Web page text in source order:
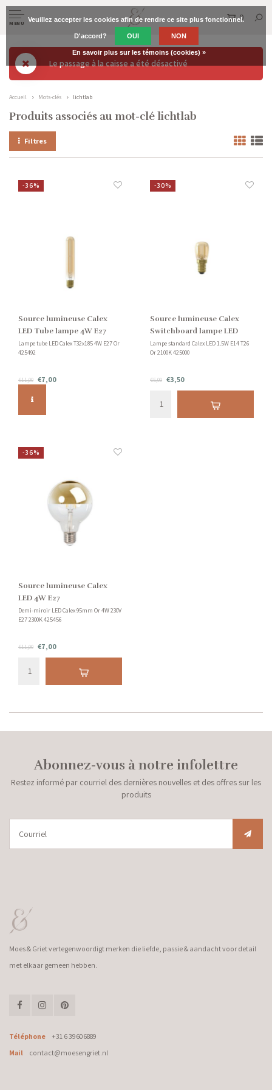
MENU
0
Le passage à la caisse a été désactivé
Accueil Mots-clés lichtlab
Produits associés au mot-clé lichtlab
Filtres
-36%
Source lumineuse Calex
LED Tube lampe 4W E27
Lampe tube LED Calex T32x185 4W E27 Or
425492
€11,00 €7,00
-30%
Source lumineuse Calex
Switchboard lampe LED
1,5W E14
Lampe standard Calex LED 1.5W E14 T26
Or 2100K 425000
€5,00 €3,50
-36%
Source lumineuse Calex
LED 4W E27
Demi-miroir LED Calex 95mm Or 4W 230V
E27 2300K 425456
€11,00 €7,00
Abonnez-vous à notre infolettre
Restez informé par courriel des dernières nouvelles et des offres sur les
produits
Moes & Griet vertegenwoordigt merken die liefde, passie & aandacht voor detail
met elkaar gemeen hebben.
Téléphone
+31 6 39606889
Mail
contact@moesengriet.nl
Veuillez accepter les cookies afin de rendre ce site plus fonctionnel.
D'accord? OUI NON
En savoir plus sur les témoins (cookies) »